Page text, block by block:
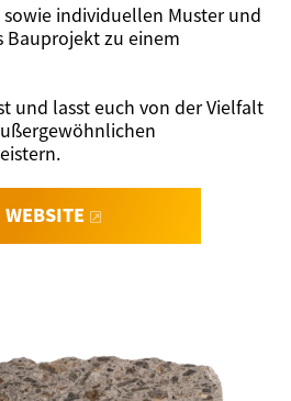
individuellen Muster und
Bauprojekt zu einem
und lasst euch von der Vielfalt